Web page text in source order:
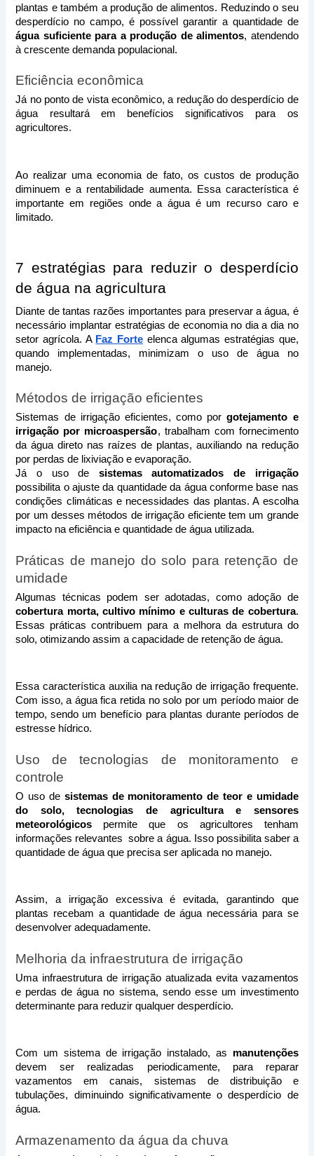
plantas e também a produção de alimentos. Reduzindo o seu
desperdício no campo, é possível garantir a quantidade de
água suficiente para a produção de alimentos, atendendo
à crescente demanda populacional.
Eficiência econômica
Já no ponto de vista econômico, a redução do desperdício de
água resultará em benefícios significativos para os
agricultores.
Ao realizar uma economia de fato, os custos de produção
diminuem e a rentabilidade aumenta. Essa característica é
importante em regiões onde a água é um recurso caro e
limitado.
7 estratégias para reduzir o desperdício
de água na agricultura
Diante de tantas razões importantes para preservar a água, é
necessário implantar estratégias de economia no dia a dia no
setor agrícola. A Faz Forte elenca algumas estratégias que,
quando implementadas, minimizam o uso de água no
manejo.
Métodos de irrigação eficientes
Sistemas de irrigação eficientes, como por gotejamento e
irrigação por microaspersão, trabalham com fornecimento
da água direto nas raízes de plantas, auxiliando na redução
por perdas de lixiviação e evaporação.
Já o uso de sistemas automatizados de irrigação
possibilita o ajuste da quantidade da água conforme base nas
condições climáticas e necessidades das plantas. A escolha
por um desses métodos de irrigação eficiente tem um grande
impacto na eficiência e quantidade de água utilizada.
Práticas de manejo do solo para retenção de
umidade
Algumas técnicas podem ser adotadas, como adoção de
cobertura morta, cultivo mínimo e culturas de cobertura.
Essas práticas contribuem para a melhora da estrutura do
solo, otimizando assim a capacidade de retenção de água.
Essa característica auxilia na redução de irrigação frequente.
Com isso, a água fica retida no solo por um período maior de
tempo, sendo um benefício para plantas durante períodos de
estresse hídrico.
Uso de tecnologias de monitoramento e
controle
O uso de sistemas de monitoramento de teor e umidade
do solo, tecnologias de agricultura e sensores
meteorológicos permite que os agricultores tenham
informações relevantes  sobre a água. Isso possibilita saber a
quantidade de água que precisa ser aplicada no manejo.
Assim, a irrigação excessiva é evitada, garantindo que
plantas recebam a quantidade de água necessária para se
desenvolver adequadamente.
Melhoria da infraestrutura de irrigação
Uma infraestrutura de irrigação atualizada evita vazamentos
e perdas de água no sistema, sendo esse um investimento
determinante para reduzir qualquer desperdício.
Com um sistema de irrigação instalado, as manutenções
devem ser realizadas periodicamente, para reparar
vazamentos em canais, sistemas de distribuição e
tubulações, diminuindo significativamente o desperdício de
água.
Armazenamento da água da chuva